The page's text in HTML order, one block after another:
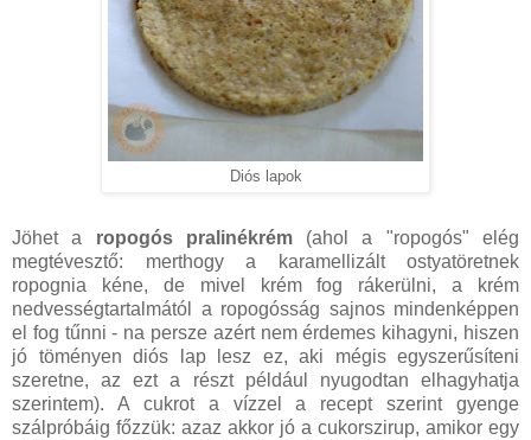
Diós lapok
Jöhet a ropogós pralinékrém(ahol a "ropogós" elég
megtévesztő: merthogy a karamellizált ostyatöretnek
ropognia kéne, de mivel krém fog rákerülni, a krém
nedvességtartalmától a ropogósság sajnos mindenképpen
el fog tűnni - na persze azért nem érdemes kihagyni, hiszen
jó töményen diós lap lesz ez, aki mégis egyszerűsíteni
szeretne, az ezt a részt például nyugodtan elhagyhatja
szerintem). A cukrot a vízzel a recept szerint gyenge
szálpróbáig főzzük: azaz akkor jó a cukorszirup, amikor egy